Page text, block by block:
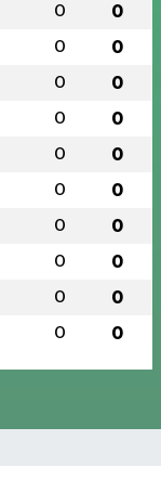
0 0
0 0
0 0
0 0
0 0
0 0
0 0
0 0
0 0
0 0